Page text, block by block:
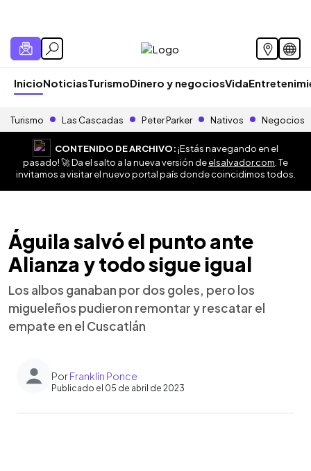
InicioNoticiasTurismoDinero y negociosVida
Turismo Las Cascadas Peter Parker Nativos Negocios
CONTENIDO DE ARCHIVO:¡Estás navegando en el
pasado! 🚀 Da el salto a la nueva versión deelsalvador.com . Te
invitamos a visitar el nuevo portal país donde coincidimos todos.
Águila salvó el punto ante
Alianza y todo sigue igual
Los albos ganaban por dos goles, pero los
migueleños pudieron remontar y rescatar el
empate en el Cuscatlán
PorFranklin Ponce
Publicado el 05 de abril de 2023